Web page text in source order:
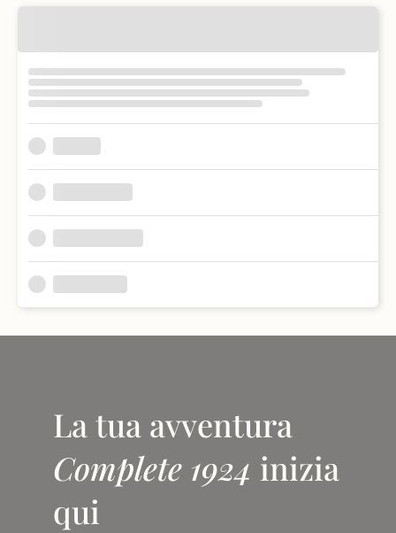
La tua avventura
Complete 1924 inizia
qui